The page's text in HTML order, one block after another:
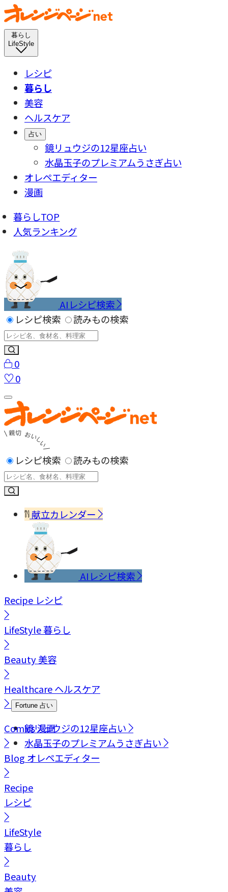
暮らし
LifeStyle
レシピ
暮らし
美容
ヘルスケア
占い
鏡リュウジの12星座占い
水晶玉子のプレミアムうさぎ占い
オレペエディター
漫画
暮らしTOP
人気ランキング
AIレシピ検索
レシピ検索
読みもの検索
0
0
レシピ検索 読みもの検索
献立カレンダー
AIレシピ検索
Recipe レシピ
LifeStyle暮らし
Beauty美容
Healthcareヘルスケア
Fortune 占い
鏡リュウジの12星座占い
水晶玉子のプレミアムうさぎ占い
Comics漫画
Blog オレペエディター
Recipe
レシピ
LifeStyle
暮らし
Beauty